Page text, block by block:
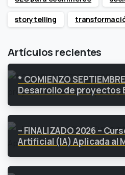
storytelling
Artículos recientes
* COMIENZO
Desarrollo de proyectos
– FINALIZADO 2026 –
Artificial (IA) Aplicada al